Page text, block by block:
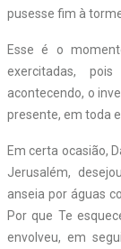
pusesse fim à
Esse é o
exercitadas,
acontecendo, o
presente, em toda
Em certa ocasião,
Jerusalém,
anseia por águas
Por que Te
envolveu, em